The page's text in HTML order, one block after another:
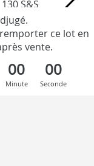
ce lot en
vente.
00
Minute
00
Seconde